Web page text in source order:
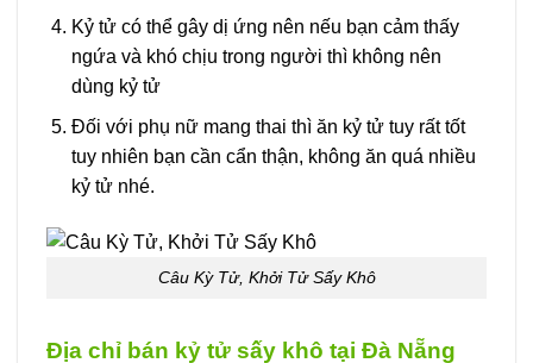
Kỷ tử có thể gây dị ứng nên nếu bạn cảm thấy
ngứa và khó chịu trong người thì không nên
dùng kỷ tử
Đối với phụ nữ mang thai thì ăn kỷ tử tuy rất tốt
tuy nhiên bạn cần cẩn thận, không ăn quá nhiều
kỷ tử nhé.
Câu Kỳ Tử, Khởi Tử Sấy Khô
Địa chỉ bán kỷ tử sấy khô tại Đà Nẵng